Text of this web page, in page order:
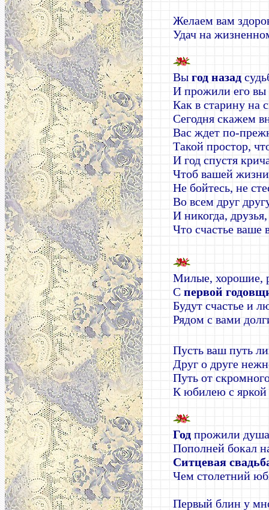
Желаем вам
Удач на
Вы год назад
И прожили его вы
Как в старину на
Сегодня скажем
Вас ждет по-
Такой простор,
И год спустя
Чтоб вашей жизни
Не бойтесь, не
Во всем друг
И никогда,
Что счастье ваше
Милые, хорошие,
С первой
Будут счастье и
Рядом с вами
Пусть ваш путь
Друг о друге
Путь от
К юбилею с яркой
Год прожили
Пополней бокал
Ситцевая
Чем столетний
Первый блин у